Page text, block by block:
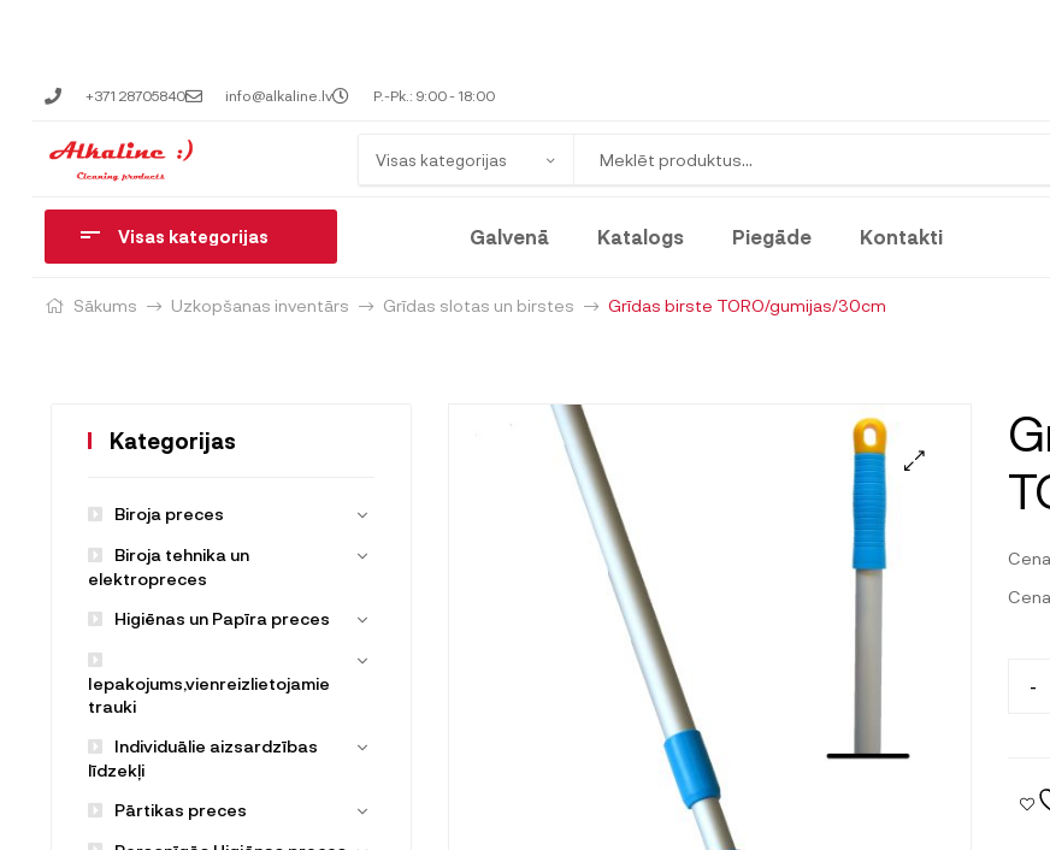
+371 28705840 info@alkaline.lv P.-Pk.: 9:00 - 18:00
Visas kategorijas
Visas kategorijas Galvenā Katalogs Piegāde Kontakti
Sākums Uzkopšanas inventārs Grīdas slotas un birstes Grīdas birste TORO/gumijas/30cm
-
Kategorijas
Biroja preces
Biroja tehnika un
elektropreces
Higiēnas un Papīra preces
Iepakojums,vienreizlietojamie
trauki
Individuālie aizsardzības
līdzekļi
Pārtikas preces